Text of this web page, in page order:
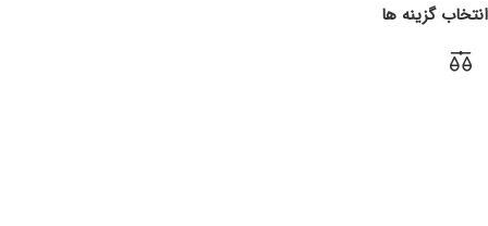
انتخاب گزینه ها